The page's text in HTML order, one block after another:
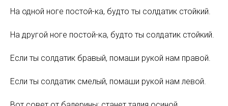
На одной ноге постой-ка, будто ты солдатик стойкий.
На другой ноге постой-ка, будто ты солдатик стойкий.
Если ты солдатик бравый, помаши рукой нам правой.
Если ты солдатик смелый, помаши рукой нам левой.